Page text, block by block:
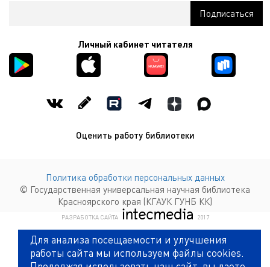
Личный кабинет читателя
Оценить работу библиотеки
Политика обработки персональных данных
© Государственная универсальная научная библиотека
Красноярского края (КГАУК ГУНБ КК)
РАЗРАБОТКА САЙТА КОМПАНИЯ ИНТЕКМЕДИА
2017
Для анализа посещаемости и улучшения
работы сайта мы используем файлы cookies.